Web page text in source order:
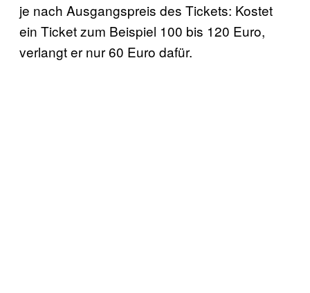
je nach Ausgangspreis des Tickets: Kostet
ein Ticket zum Beispiel 100 bis 120 Euro,
verlangt er nur 60 Euro dafür.